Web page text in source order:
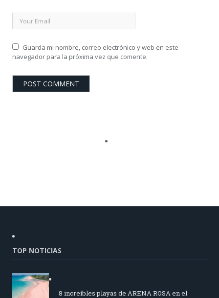
Guarda mi nombre, correo electrónico y web en este
navegador para la próxima vez que comente.
TOP NOTICIAS
8 increíbles playas de ARENA ROSA en el